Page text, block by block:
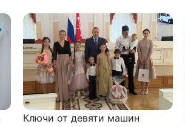
Ключи от девяти машин